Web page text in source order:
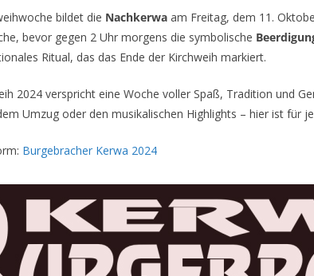
bildet die Nachkerwa am Freitag, dem 11.
bevor gegen 2 Uhr morgens die symbolische
Ritual, das das Ende der Kirchweih markiert.
2024 verspricht eine Woche voller Spaß, Tradition und
Umzug oder den musikalischen Highlights – hier ist für
Burgebracher Kerwa 2024